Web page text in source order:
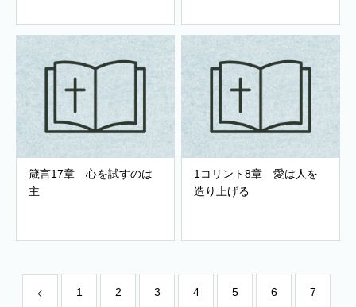
箴言17章 心を試すのは
主
1コリント8章 愛は人を
造り上げる
1 2 3 4 5 6 7